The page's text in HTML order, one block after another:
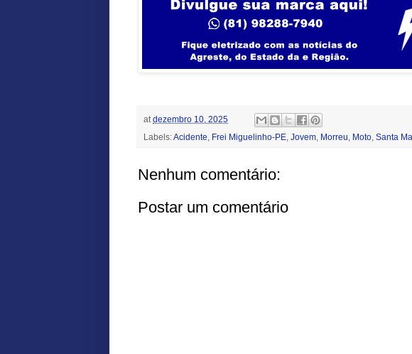
at dezembro 10, 2025
Labels:Acidente Frei Miguelinho-PE Jovem Morreu Moto Santa
Nenhum comentário:
Postar um comentário